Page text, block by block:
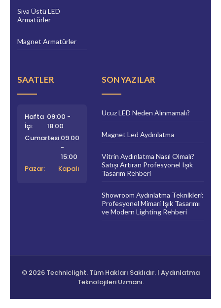
Sıva Üstü LED
Armatürler
Magnet Armatürler
SAATLER
Hafta
İçi:
09:00 -
18:00
Cumartesi:09:00
-
15:00
Pazar:
Kapalı
SON YAZILAR
Ucuz LED Neden Alınmamalı?
Magnet Led Aydınlatma
Vitrin Aydınlatma Nasıl Olmalı?
Satışı Artıran Profesyonel Işık
Tasarım Rehberi
Showroom Aydınlatma Teknikleri:
Profesyonel Mimari Işık Tasarımı
ve Modern Lighting Rehberi
© 2026 Techniclight. Tüm Hakları Saklıdır. | Aydınlatma
Teknolojileri Uzmanı.